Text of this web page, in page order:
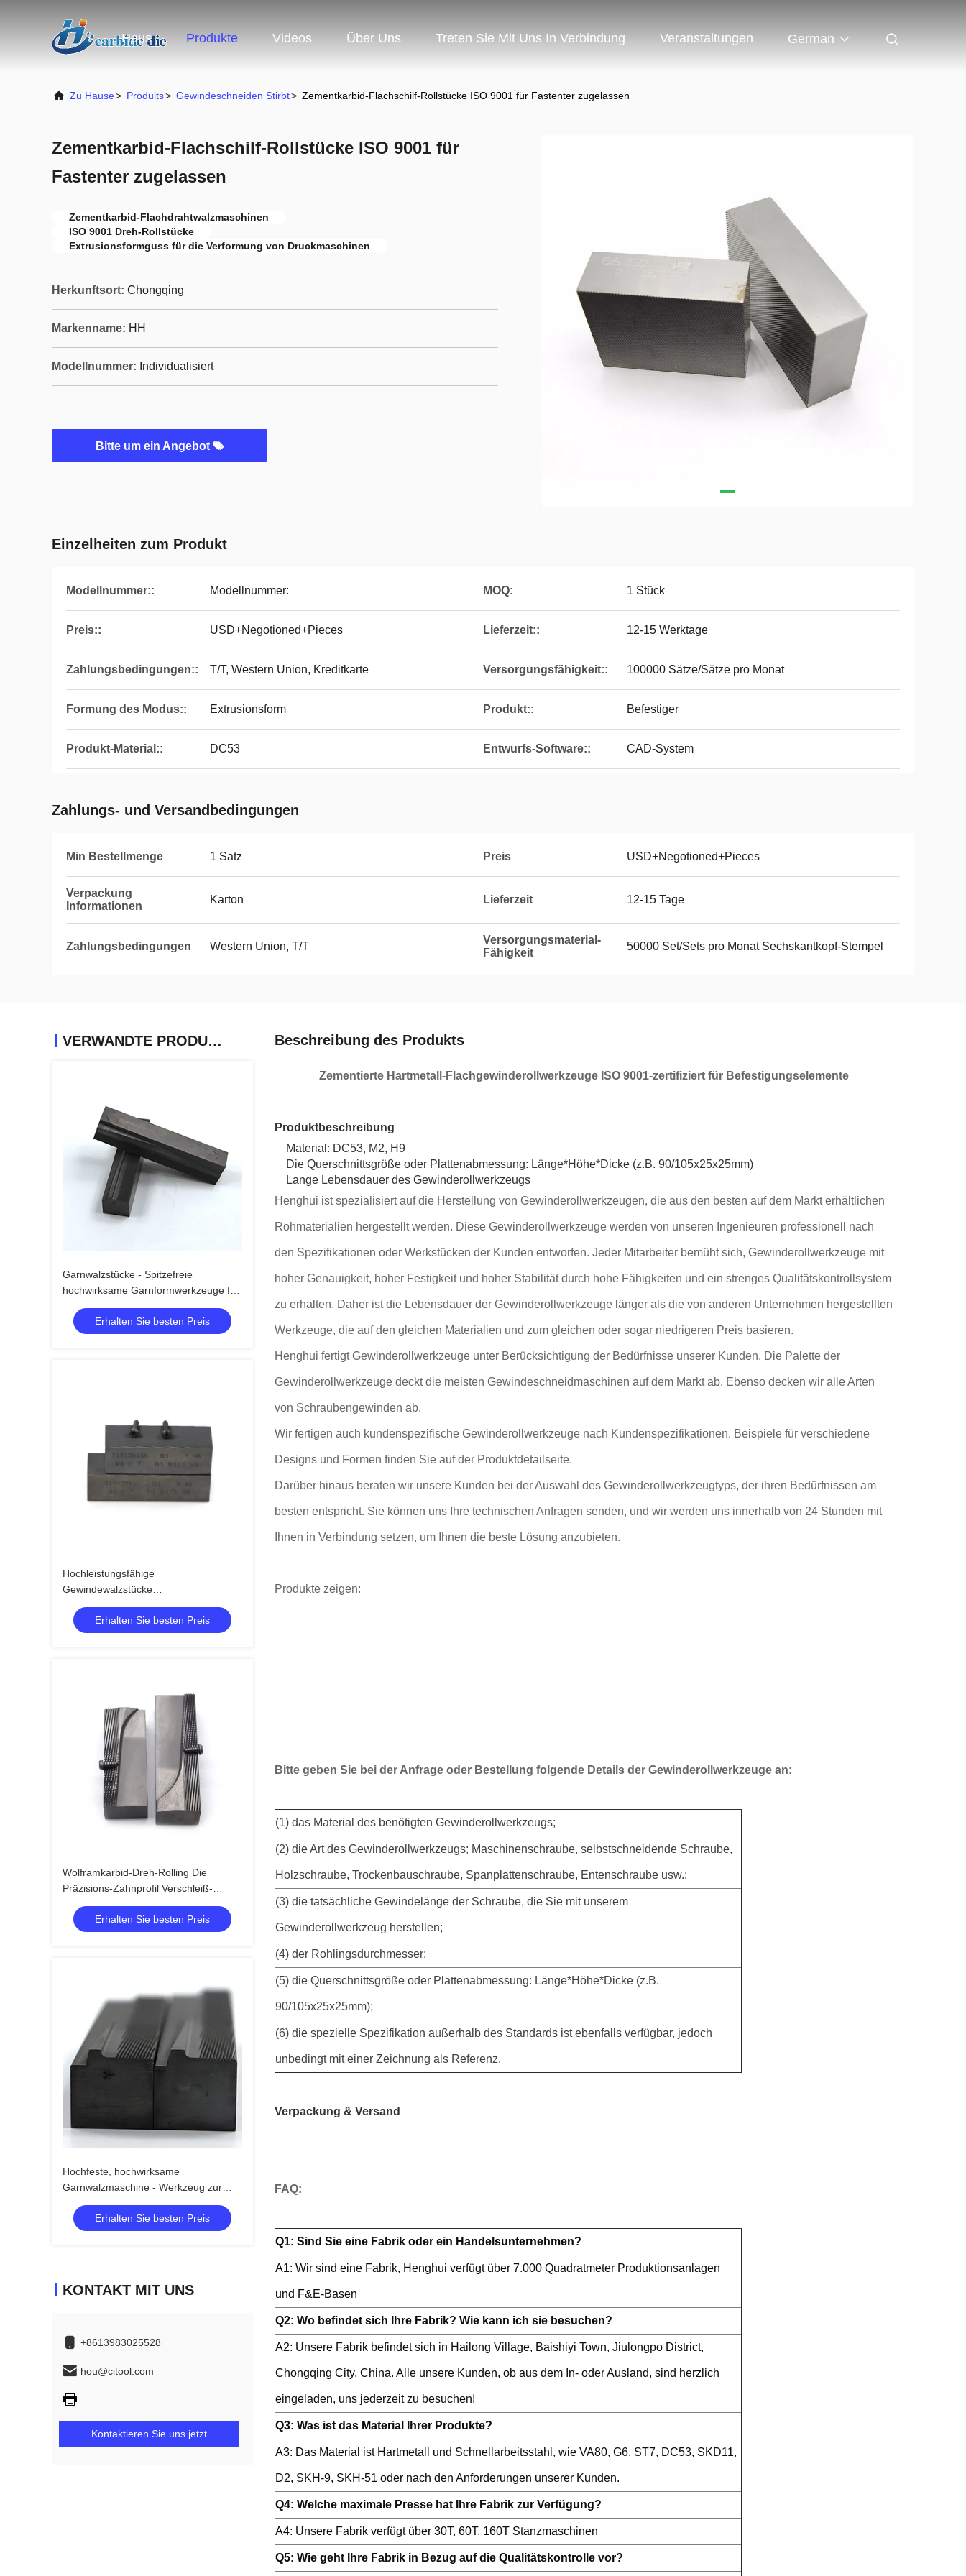
Haus Produkte Videos Über Uns Treten Sie Mit Uns In Verbindung Veranstaltungen German
Zu Hause> Produits> Gewindeschneiden Stirbt> Zementkarbid-Flachschilf-Rollstücke ISO 9001 für Fastenter zugelassen
Zementkarbid-Flachschilf-Rollstücke ISO 9001 für
Fastenter zugelassen
Zementkarbid-Flachdrahtwalzmaschinen
ISO 9001 Dreh-Rollstücke
Extrusionsformguss für die Verformung von Druckmaschinen
Herkunftsort: Chongqing
Markenname: HH
Modellnummer: Individualisiert
Bitte um ein Angebot
Einzelheiten zum Produkt
Modellnummer:: Modellnummer: MOQ: 1 Stück
Preis:: USD+Negotioned+Pieces Lieferzeit:: 12-15 Werktage
Zahlungsbedingungen:: T/T, Western Union, Kreditkarte Versorgungsfähigkeit:: 100000 Sätze/Sätze pro Monat
Formung des Modus:: Extrusionsform Produkt:: Befestiger
Produkt-Material:: DC53 Entwurfs-Software:: CAD-System
Zahlungs- und Versandbedingungen
Min Bestellmenge 1 Satz Preis USD+Negotioned+Pieces
Verpackung
Informationen
Karton Lieferzeit 12-15 Tage
Zahlungsbedingungen Western Union, T/T
Versorgungsmaterial-
Fähigkeit
50000 Set/Sets pro Monat Sechskantkopf-Stempel
VERWANDTE PRODUKTE
Garnwalzstücke - Spitzefreie
hochwirksame Garnformwerkzeuge für
hochfeste Garnstücke in der
Befestigungsmaschinenherstellung
Erhalten Sie besten Preis
Hochleistungsfähige
Gewindewalzstücke
Zementkarbidkonstruktion HRC 58-65
Härte
Erhalten Sie besten Preis
Wolframkarbid-Dreh-Rolling Die
Präzisions-Zahnprofil Verschleiß-
Ermüdungsbeständig für M3-M30
Edelstahl-Drähte Hohe Härte
Erhalten Sie besten Preis
Hochfeste, hochwirksame
Garnwalzmaschine - Werkzeug zur
Metallformung für Anwendungen in der
Automobilindustrie
Erhalten Sie besten Preis
KONTAKT MIT UNS
+8613983025528
hou@citool.com
Kontaktieren Sie uns jetzt
Beschreibung des Produkts
Zementierte Hartmetall-Flachgewinderollwerkzeuge ISO 9001-zertifiziert für Befestigungselemente
Produktbeschreibung
Material: DC53, M2, H9
Die Querschnittsgröße oder Plattenabmessung: Länge*Höhe*Dicke (z.B. 90/105x25x25mm)
Lange Lebensdauer des Gewinderollwerkzeugs
Henghui ist spezialisiert auf die Herstellung von Gewinderollwerkzeugen, die aus den besten auf dem Markt erhältlichen
Rohmaterialien hergestellt werden. Diese Gewinderollwerkzeuge werden von unseren Ingenieuren professionell nach
den Spezifikationen oder Werkstücken der Kunden entworfen. Jeder Mitarbeiter bemüht sich, Gewinderollwerkzeuge mit
hoher Genauigkeit, hoher Festigkeit und hoher Stabilität durch hohe Fähigkeiten und ein strenges Qualitätskontrollsystem
zu erhalten. Daher ist die Lebensdauer der Gewinderollwerkzeuge länger als die von anderen Unternehmen hergestellten
Werkzeuge, die auf den gleichen Materialien und zum gleichen oder sogar niedrigeren Preis basieren.
Henghui fertigt Gewinderollwerkzeuge unter Berücksichtigung der Bedürfnisse unserer Kunden. Die Palette der
Gewinderollwerkzeuge deckt die meisten Gewindeschneidmaschinen auf dem Markt ab. Ebenso decken wir alle Arten
von Schraubengewinden ab.
Wir fertigen auch kundenspezifische Gewinderollwerkzeuge nach Kundenspezifikationen. Beispiele für verschiedene
Designs und Formen finden Sie auf der Produktdetailseite.
Darüber hinaus beraten wir unsere Kunden bei der Auswahl des Gewinderollwerkzeugtyps, der ihren Bedürfnissen am
besten entspricht. Sie können uns Ihre technischen Anfragen senden, und wir werden uns innerhalb von 24 Stunden mit
Ihnen in Verbindung setzen, um Ihnen die beste Lösung anzubieten.
Produkte zeigen:
Bitte geben Sie bei der Anfrage oder Bestellung folgende Details der Gewinderollwerkzeuge an:
(1) das Material des benötigten Gewinderollwerkzeugs;
(2) die Art des Gewinderollwerkzeugs; Maschinenschraube, selbstschneidende Schraube,
Holzschraube, Trockenbauschraube, Spanplattenschraube, Entenschraube usw.;
(3) die tatsächliche Gewindelänge der Schraube, die Sie mit unserem
Gewinderollwerkzeug herstellen;
(4) der Rohlingsdurchmesser;
(5) die Querschnittsgröße oder Plattenabmessung: Länge*Höhe*Dicke (z.B.
90/105x25x25mm);
(6) die spezielle Spezifikation außerhalb des Standards ist ebenfalls verfügbar, jedoch
unbedingt mit einer Zeichnung als Referenz.
Verpackung & Versand
FAQ:
Q1: Sind Sie eine Fabrik oder ein Handelsunternehmen?
A1: Wir sind eine Fabrik, Henghui verfügt über 7.000 Quadratmeter Produktionsanlagen
und F&E-Basen
Q2: Wo befindet sich Ihre Fabrik? Wie kann ich sie besuchen?
A2: Unsere Fabrik befindet sich in Hailong Village, Baishiyi Town, Jiulongpo District,
Chongqing City, China. Alle unsere Kunden, ob aus dem In- oder Ausland, sind herzlich
eingeladen, uns jederzeit zu besuchen!
Q3: Was ist das Material Ihrer Produkte?
A3: Das Material ist Hartmetall und Schnellarbeitsstahl, wie VA80, G6, ST7, DC53, SKD11,
D2, SKH-9, SKH-51 oder nach den Anforderungen unserer Kunden.
Q4: Welche maximale Presse hat Ihre Fabrik zur Verfügung?
A4: Unsere Fabrik verfügt über 30T, 60T, 160T Stanzmaschinen
Q5: Wie geht Ihre Fabrik in Bezug auf die Qualitätskontrolle vor?